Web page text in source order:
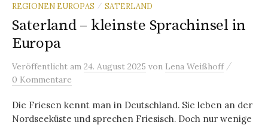
REGIONEN EUROPAS / SATERLAND
Saterland – kleinste Sprachinsel in
Europa
Veröffentlicht am 24. August 2025 von Lena Weißhoff /
0 Kommentare
Die Friesen kennt man in Deutschland. Sie leben an der
Nordseeküste und sprechen Friesisch. Doch nur wenige